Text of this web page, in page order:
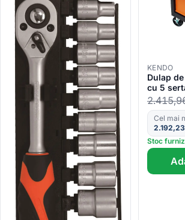
KENDO
Dulap
cu 5
Cel mai
2.192,23
Stoc